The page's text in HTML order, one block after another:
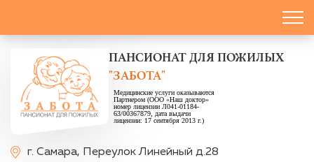
ПАНСИОНАТ ДЛЯ ПОЖИЛЫХ
"ЗАБОТА"
Медицинские услуги оказываются
Партнером (ООО «Наш доктор»
номер лицензии Л041-01184-
63/00367879, дата выдачи
лицензии: 17 сентября 2013 г.)
г. Самара, Переулок Линейный д.28